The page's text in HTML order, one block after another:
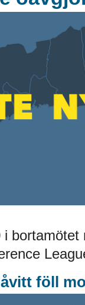
bortamötet
föll